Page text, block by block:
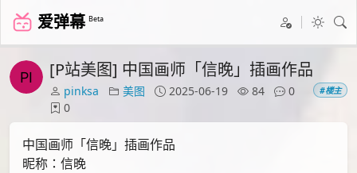
爱弹幕 Beta
[P站美图] 中国画师「信晚」插画作品
pinksa 美图 2025-06-19 84
0
0
#楼主
中国画师「信晚」插画作品
昵称：信晚